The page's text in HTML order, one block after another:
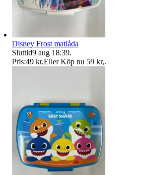
Disney Frost matlåda
Sluttid9 aug 18:39.
Pris:49 kr,Eller Köp nu 59 kr,.